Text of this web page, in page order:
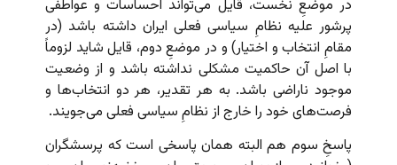
در موضعِ نخست، قایل می‌تواند احساسات و عواطفی
پرشور علیه نظامِ سیاسی فعلی ایران داشته باشد (در
مقامِ انتخاب و اختیار) و در موضعِ دوم، قایل شاید لزوماً
با اصل آن حاکمیت مشکلی نداشته باشد و از وضعیت
موجود ناراضی باشد. به هر تقدیر، هر دو انتخاب‌ها و
فرصت‌های خود را خارج از نظامِ سیاسی فعلی می‌جویند.
پاسخِ سوم هم البته همان پاسخی است که پرسشگران